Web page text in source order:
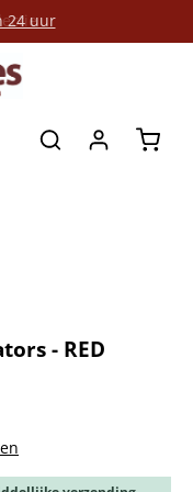
24 uur
- RED